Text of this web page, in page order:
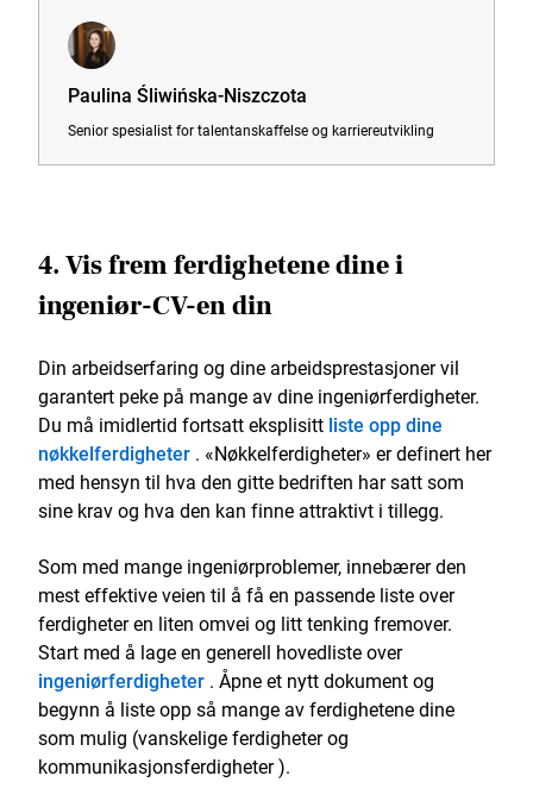
Paulina Śliwińska-Niszczota
Senior spesialist for talentanskaffelse og karriereutvikling
4. Vis frem ferdighetene dine i
ingeniør-CV-en din
Din arbeidserfaring og dine arbeidsprestasjoner vil
garantert peke på mange av dine ingeniørferdigheter.
Du må imidlertid fortsatt eksplisitt liste opp dine
nøkkelferdigheter . «Nøkkelferdigheter» er definert her
med hensyn til hva den gitte bedriften har satt som
sine krav og hva den kan finne attraktivt i tillegg.
Som med mange ingeniørproblemer, innebærer den
mest effektive veien til å få en passende liste over
ferdigheter en liten omvei og litt tenking fremover.
Start med å lage en generell hovedliste over
ingeniørferdigheter . Åpne et nytt dokument og
begynn å liste opp så mange av ferdighetene dine
som mulig (vanskelige ferdigheter og
kommunikasjonsferdigheter ).